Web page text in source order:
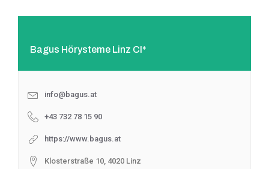
Bagus Hörysteme Linz CI*
info@bagus.at
+43 732 78 15 90
https://www.bagus.at
Klosterstraße 10, 4020 Linz